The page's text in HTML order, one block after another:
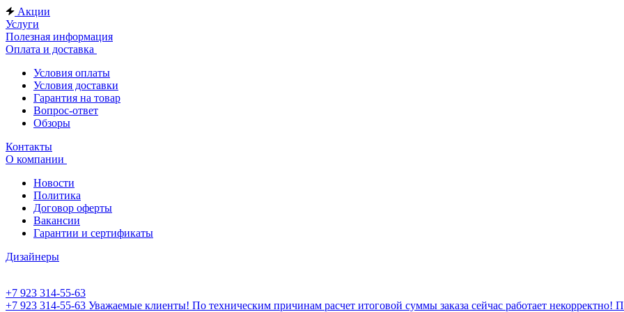
Акции
Услуги
Полезная информация
Оплата и доставка
Условия оплаты
Условия доставки
Гарантия на товар
Вопрос-ответ
Обзоры
Контакты
О компании
Новости
Политика
Договор оферты
Вакансии
Гарантии и сертификаты
Дизайнеры
+7 923 314-55-63
+7 923 314-55-63 Уважаемые клиенты! По техническим причинам расчет итоговой суммы заказа сейчас работает